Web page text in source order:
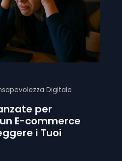
Digitale
per
E-commerce
i Tuoi